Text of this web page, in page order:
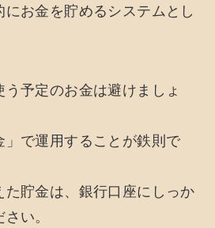
にお金を貯めるシステムとし
予定のお金は避けましょ
」で運用することが鉄則で
た貯金は、銀行口座にしっか
い。